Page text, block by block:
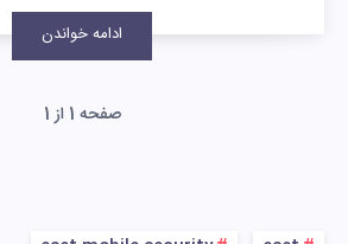
ادامه خواندن
صفحه 1 از 1